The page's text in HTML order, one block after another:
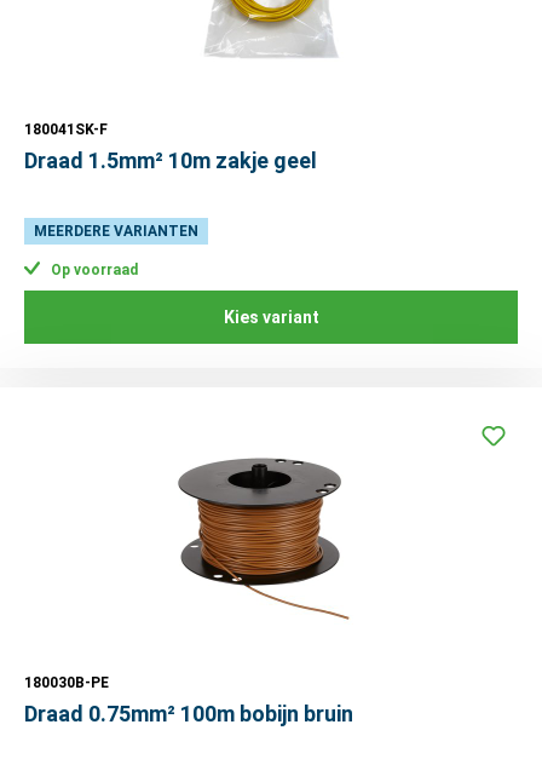
180041SK-F
Draad 1.5mm² 10m zakje geel
MEERDERE VARIANTEN
Op voorraad
Kies variant
180030B-PE
Draad 0.75mm² 100m bobijn bruin